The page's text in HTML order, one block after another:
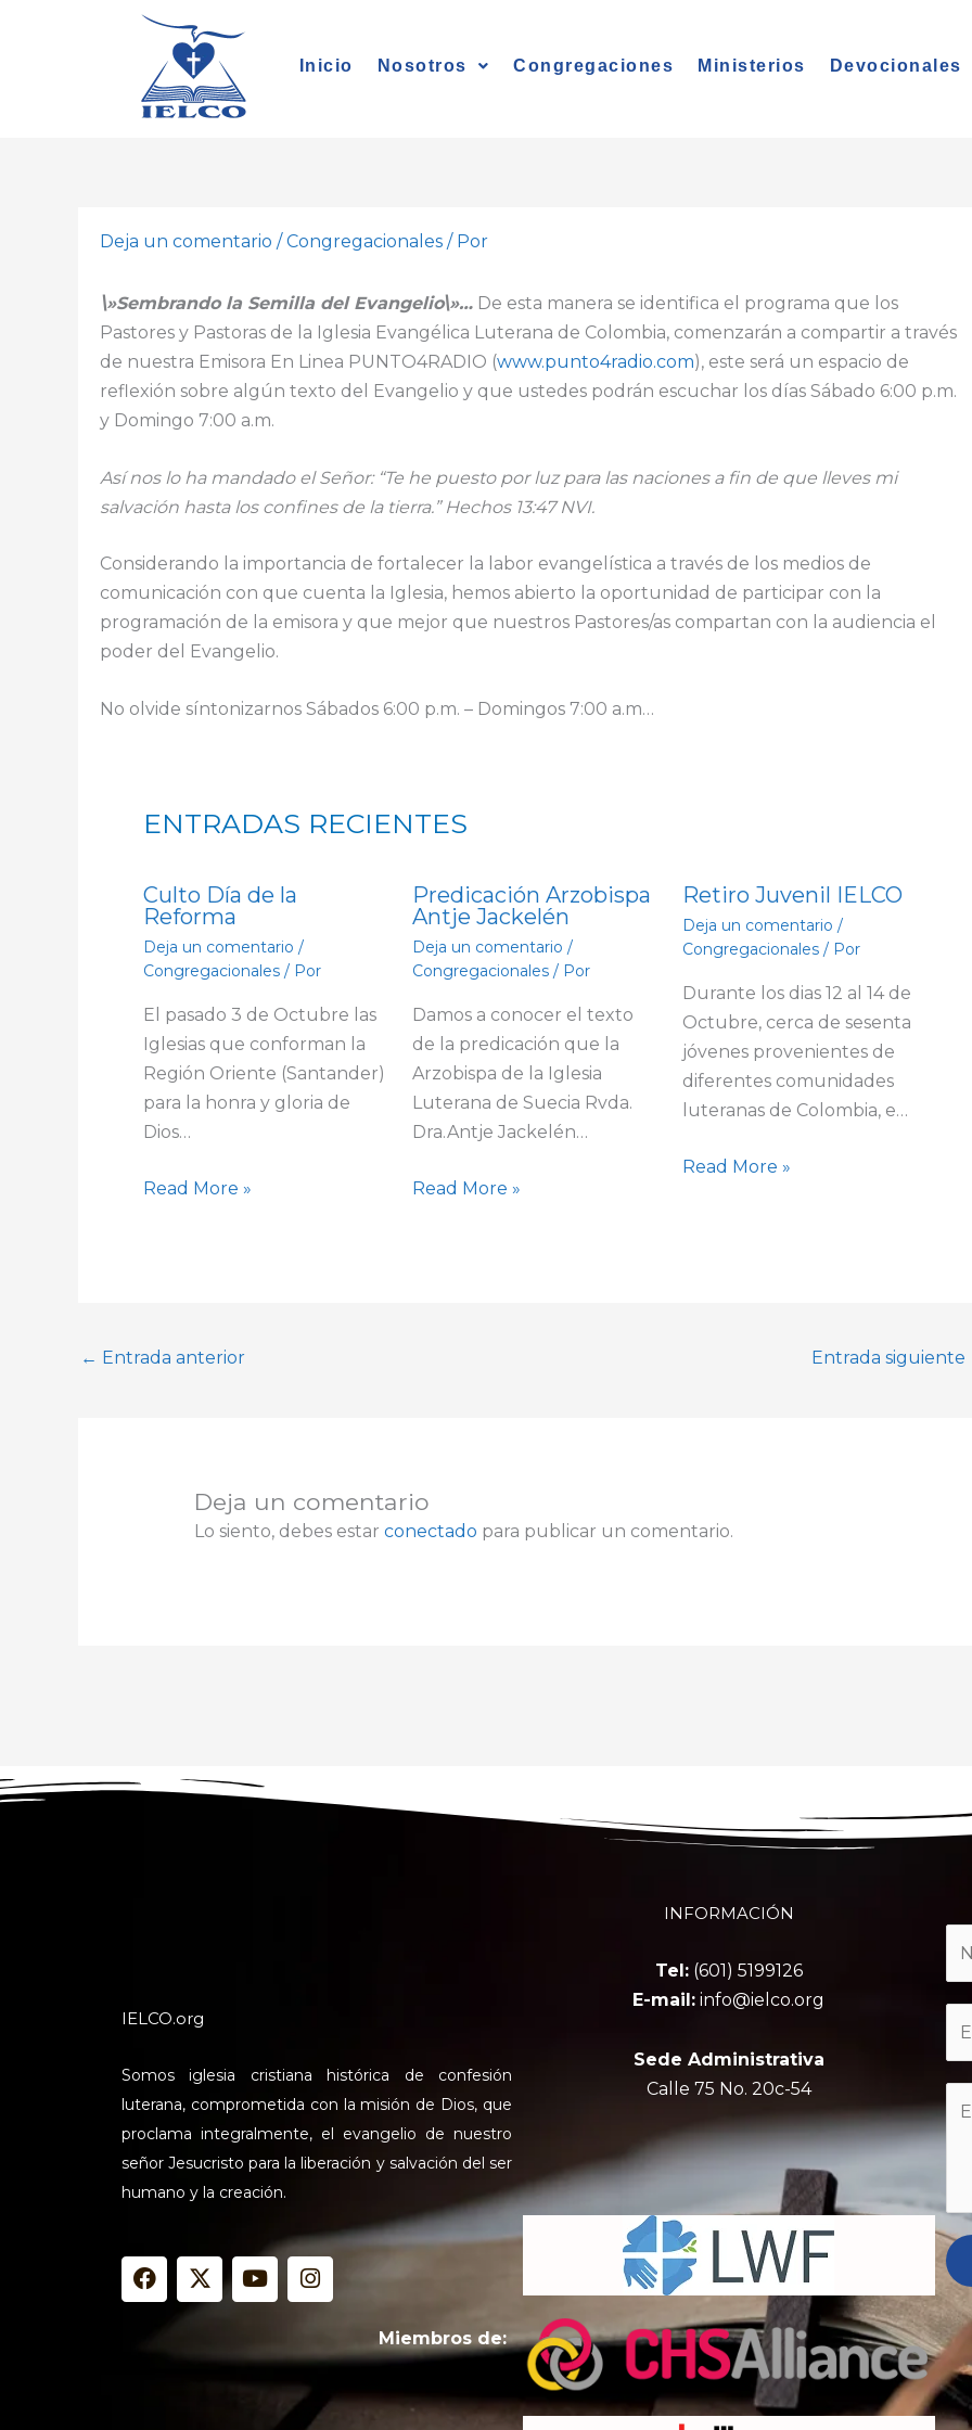
Inicio Nosotros Congregaciones Ministerios Devocionales
Deja un comentario /Congregacionales / Por
\»Sembrando la Semilla del Evangelio\»… De esta manera se identifica el programa que los
Pastores y Pastoras de la Iglesia Evangélica Luterana de Colombia, comenzarán a compartir a través
de nuestra Emisora En Linea PUNTO4RADIO (www.punto4radio.com), este será un espacio de
reflexión sobre algún texto del Evangelio y que ustedes podrán escuchar los días Sábado 6:00 p.m.
y Domingo 7:00 a.m.
Así nos lo ha mandado el Señor: “Te he puesto por luz para las naciones a fin de que lleves mi
salvación hasta los confines de la tierra.” Hechos 13:47 NVI.
Considerando la importancia de fortalecer la labor evangelística a través de los medios de
comunicación con que cuenta la Iglesia, hemos abierto la oportunidad de participar con la
programación de la emisora y que mejor que nuestros Pastores/as compartan con la audiencia el
poder del Evangelio.
No olvide síntonizarnos Sábados 6:00 p.m. – Domingos 7:00 a.m…
ENTRADAS RECIENTES
Culto Día de la
Reforma
Deja un comentario /
Congregacionales / Por
El pasado 3 de Octubre las
Iglesias que conforman la
Región Oriente (Santander)
para la honra y gloria de
Dios…
Read More »
Predicación Arzobispa
Antje Jackelén
Deja un comentario /
Congregacionales / Por
Damos a conocer el texto
de la predicación que la
Arzobispa de la Iglesia
Luterana de Suecia Rvda.
Dra.Antje Jackelén…
Read More »
Retiro Juvenil IELCO
Deja un comentario /
Congregacionales/ Por
Durante los dias 12 al 14 de
Octubre, cerca de sesenta
jóvenes provenientes de
diferentes comunidades
luteranas de Colombia, e…
Read More »
← Entrada anterior Entrada siguiente
Deja un comentario
Lo siento, debes estar conectado para publicar un comentario.
IELCO.org
Somos iglesia cristiana histórica de confesión
luterana, comprometida con la misión de Dios, que
proclama integralmente, el evangelio de nuestro
señor Jesucristo para la liberación y salvación del ser
humano y la creación.
F
a
X
-
t
i
Y
o
u
I
n
a
Miembros de:
INFORMACIÓN
Tel:(601) 5199126
E-mail: info@ielco.org
Sede Administrativa
Calle 75 No. 20c-54